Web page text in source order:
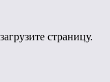
страницу.